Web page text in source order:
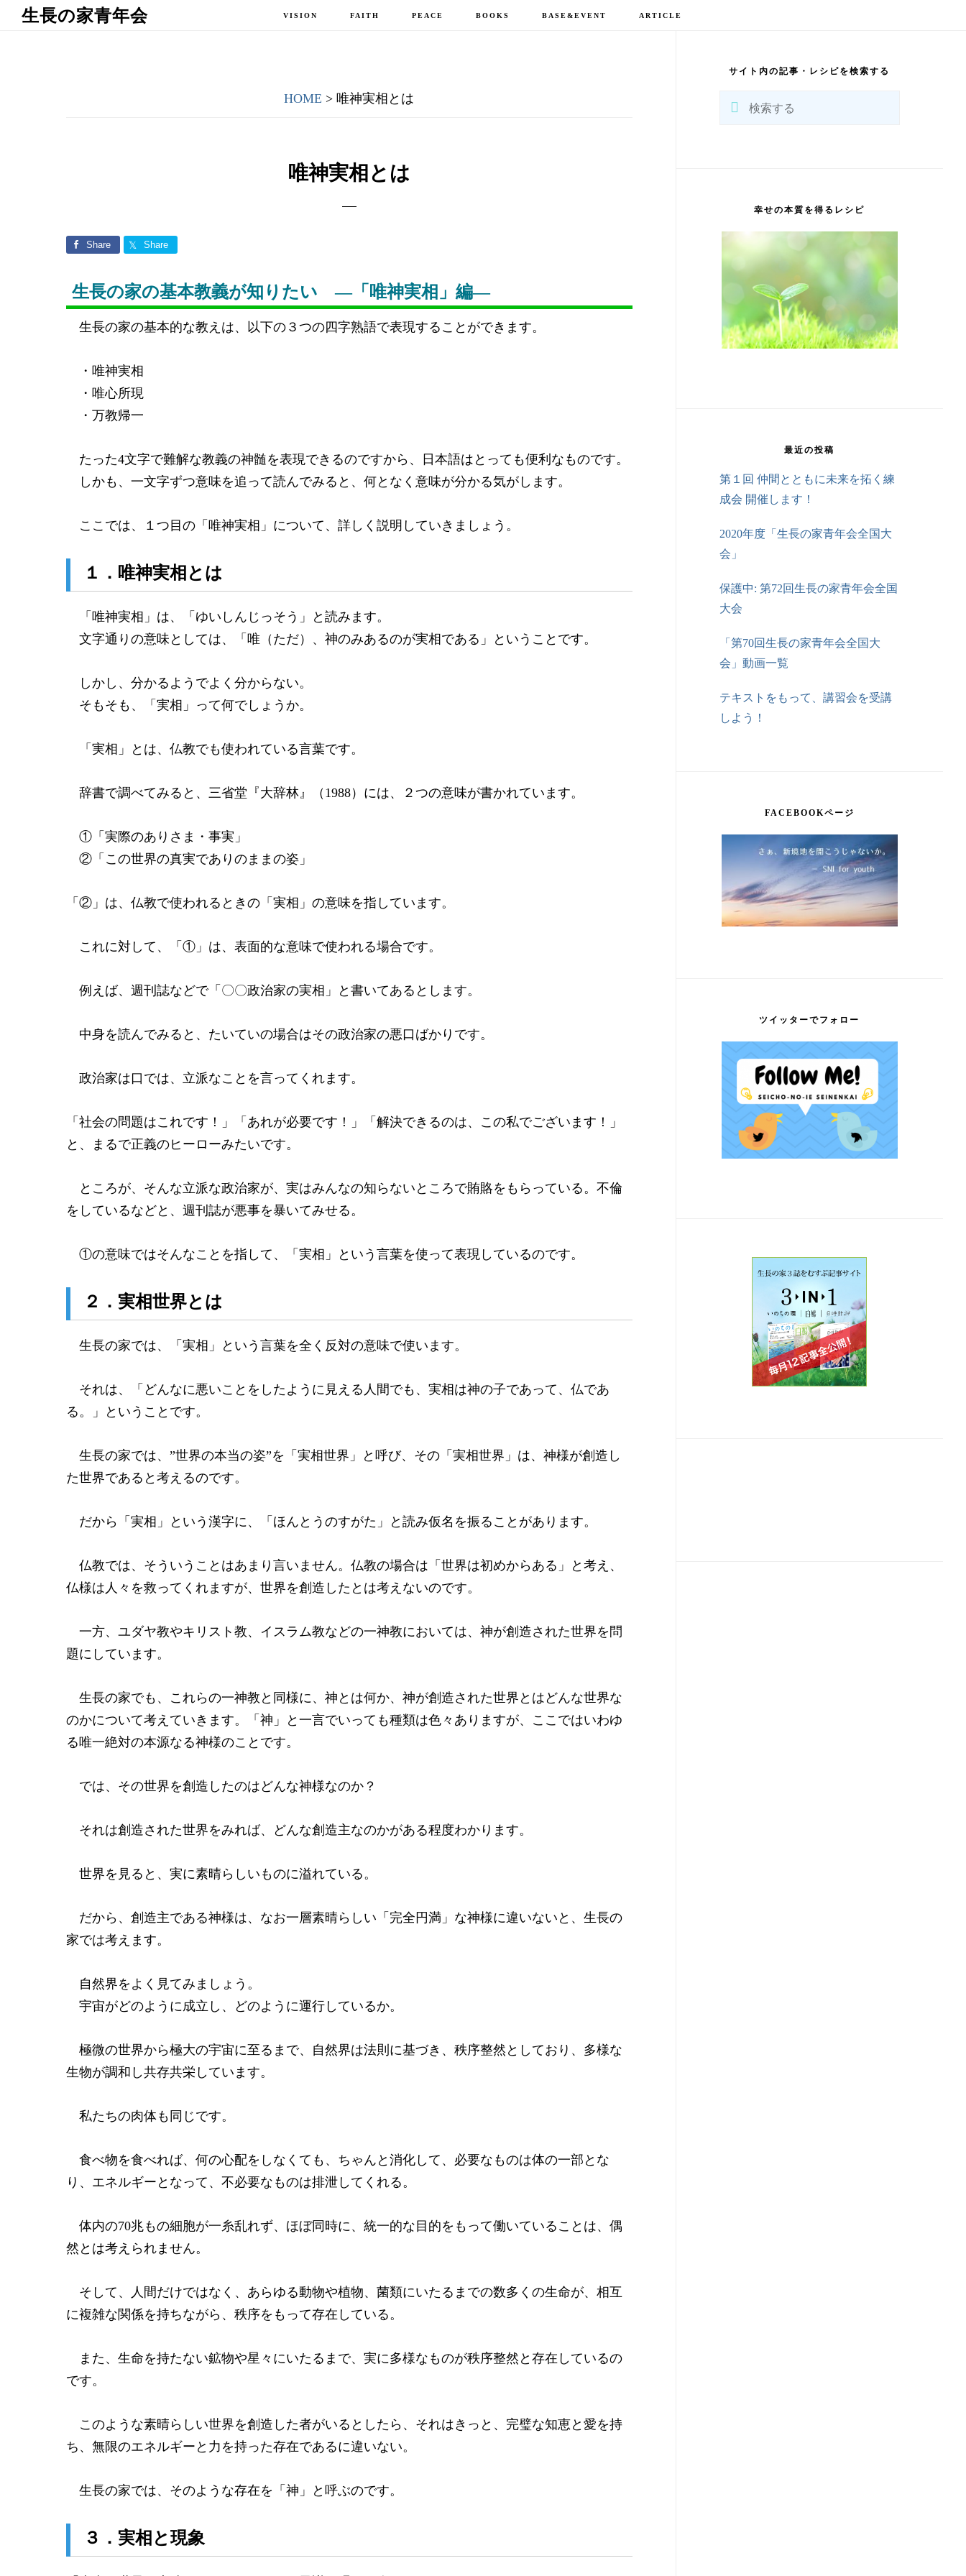
生長の家青年会 VISION FAITH PEACE BOOKS BASE&EVENT ARTICLE
HOME > 唯神実相とは
唯神実相とは
Share Share
生長の家の基本教義が知りたい ―「唯神実相」編―
生長の家の基本的な教えは、以下の３つの四字熟語で表現することができます。
・唯神実相
・唯心所現
・万教帰一
たった4文字で難解な教義の神髄を表現できるのですから、日本語はとっても便利なものです。
しかも、一文字ずつ意味を追って読んでみると、何となく意味が分かる気がします。
ここでは、１つ目の「唯神実相」について、詳しく説明していきましょう。
１．唯神実相とは
「唯神実相」は、「ゆいしんじっそう」と読みます。
文字通りの意味としては、「唯（ただ）、神のみあるのが実相である」ということです。
しかし、分かるようでよく分からない。
そもそも、「実相」って何でしょうか。
「実相」とは、仏教でも使われている言葉です。
辞書で調べてみると、三省堂『大辞林』（1988）には、２つの意味が書かれています。
①「実際のありさま・事実」
②「この世界の真実でありのままの姿」
「②」は、仏教で使われるときの「実相」の意味を指しています。
これに対して、「①」は、表面的な意味で使われる場合です。
例えば、週刊誌などで「〇〇政治家の実相」と書いてあるとします。
中身を読んでみると、たいていの場合はその政治家の悪口ばかりです。
政治家は口では、立派なことを言ってくれます。
「社会の問題はこれです！」「あれが必要です！」「解決できるのは、この私でございます！」
と、まるで正義のヒーローみたいです。
ところが、そんな立派な政治家が、実はみんなの知らないところで賄賂をもらっている。不倫
をしているなどと、週刊誌が悪事を暴いてみせる。
①の意味ではそんなことを指して、「実相」という言葉を使って表現しているのです。
２．実相世界とは
生長の家では、「実相」という言葉を全く反対の意味で使います。
それは、「どんなに悪いことをしたように見える人間でも、実相は神の子であって、仏であ
る。」ということです。
生長の家では、”世界の本当の姿”を「実相世界」と呼び、その「実相世界」は、神様が創造し
た世界であると考えるのです。
だから「実相」という漢字に、「ほんとうのすがた」と読み仮名を振ることがあります。
仏教では、そういうことはあまり言いません。仏教の場合は「世界は初めからある」と考え、
仏様は人々を救ってくれますが、世界を創造したとは考えないのです。
一方、ユダヤ教やキリスト教、イスラム教などの一神教においては、神が創造された世界を問
題にしています。
生長の家でも、これらの一神教と同様に、神とは何か、神が創造された世界とはどんな世界な
のかについて考えていきます。「神」と一言でいっても種類は色々ありますが、ここではいわゆ
る唯一絶対の本源なる神様のことです。
では、その世界を創造したのはどんな神様なのか？
それは創造された世界をみれば、どんな創造主なのかがある程度わかります。
世界を見ると、実に素晴らしいものに溢れている。
だから、創造主である神様は、なお一層素晴らしい「完全円満」な神様に違いないと、生長の
家では考えます。
自然界をよく見てみましょう。
宇宙がどのように成立し、どのように運行しているか。
極微の世界から極大の宇宙に至るまで、自然界は法則に基づき、秩序整然としており、多様な
生物が調和し共存共栄しています。
私たちの肉体も同じです。
食べ物を食べれば、何の心配をしなくても、ちゃんと消化して、必要なものは体の一部とな
り、エネルギーとなって、不必要なものは排泄してくれる。
体内の70兆もの細胞が一糸乱れず、ほぼ同時に、統一的な目的をもって働いていることは、偶
然とは考えられません。
そして、人間だけではなく、あらゆる動物や植物、菌類にいたるまでの数多くの生命が、相互
に複雑な関係を持ちながら、秩序をもって存在している。
また、生命を持たない鉱物や星々にいたるまで、実に多様なものが秩序整然と存在しているの
です。
このような素晴らしい世界を創造した者がいるとしたら、それはきっと、完璧な知恵と愛を持
ち、無限のエネルギーと力を持った存在であるに違いない。
生長の家では、そのような存在を「神」と呼ぶのです。
３．実相と現象
サイト内の記事・レシピを検索する
幸せの本質を得るレシピ
最近の投稿
第１回 仲間とともに未来を拓く練
成会 開催します！
2020年度「生長の家青年会全国大
会」
保護中: 第72回生長の家青年会全国
大会
「第70回生長の家青年会全国大
会」動画一覧
テキストをもって、講習会を受講
しよう！
FACEBOOKページ
ツイッターでフォロー